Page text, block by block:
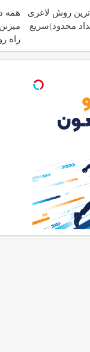
روش لاغری
محدود)سریع
همه
راه